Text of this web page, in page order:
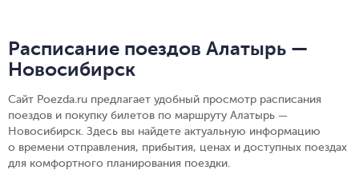
Расписание поездов Алатырь —
Новосибирск
Сайт Poezda.ru предлагает удобный просмотр расписания
поездов и покупку билетов по маршруту Алатырь —
Новосибирск. Здесь вы найдете актуальную информацию
о времени отправления, прибытия, ценах и доступных поездах
для комфортного планирования поездки.